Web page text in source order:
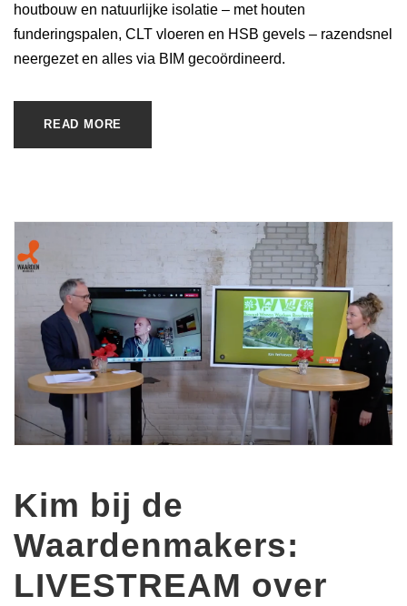
houtbouw en natuurlijke isolatie – met houten
funderingspalen, CLT vloeren en HSB gevels – razendsnel
neergezet en alles via BIM gecoördineerd.
READ MORE
Kim bij de
Waardenmakers:
LIVESTREAM over